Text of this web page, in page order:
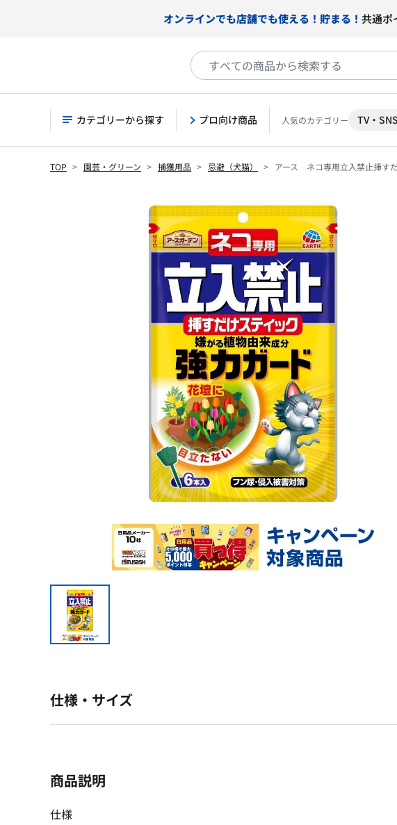
オンラインでも店舗でも使える！貯まる！ 共通ポ
カテゴリーから探す プロ向け商品 人気のカテゴリー TV・
TOP 園芸・グリーン 捕獲用品 忌避（犬猫） アース ネコ専用立入禁止挿す
仕様・サイズ
商品説明
仕様